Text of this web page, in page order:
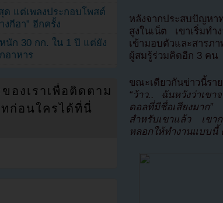
หลังจากประสบปัญหาท
สูงในเน็ต เขาเริ่มทำ
เข้ามอบตัวและสารภ
ผู้สมรู้ร่วมคิดอีก 3 คน
ขณะเดียวกันข่าวนี้รา
“ว้าว.. ฉันหวังว่าเขา
ดอลที่มีชื่อเสียงมาก”
สำหรับเขาแล้ว เขาก
หลอกให้ทำงานแบบนี้
ด แต่เพลงประกอบโพสต์
กีฮา” อีกครั้ง
นัก 30 กก. ใน 1 ปี แต่ยัง
อาหาร
องเราเพื่อติดตาม
ก่อนใครได้ที่นี่